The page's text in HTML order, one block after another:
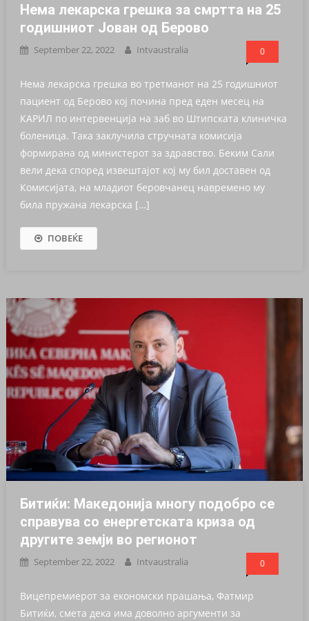
Нема лекарска грешка за смртта на 25
годишниот Јован од Берово
September 22, 2022 Intvaustralia 0
Нема лекарска грешка во третманот на 25 годишниот
пациент од Берово кој почина пред еден месец на
КАРИЛ по интервенција на заб во Штипската клиничка
боленица. Така заклучила стручната комисија
формирана од министерот за здравство. Беким Сали
вели дека според извештајот кој му бил доставен од
Комисијата, на младиот беровчанец навремено му
била пружана лекарска […]
ПОВЕЌЕ
Битиќи: Македонија многу подобро се
справува со енергетската криза од
другите земји во регионот
September 22, 2022 Intvaustralia 0
Вицепремиерот за економски прашања, Фатмир
Битиќи, смета дека има доволно аргументи за